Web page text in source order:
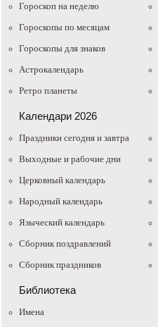
Гороскоп на неделю
Гороскопы по месяцам
Гороскопы для знаков
Астрокалендарь
Ретро планеты
Календари 2026
Праздники сегодня и завтра
Выходные и рабочие дни
Церковный календарь
Народный календарь
Языческий календарь
Сборник поздравлений
Сборник праздников
Библиотека
Имена